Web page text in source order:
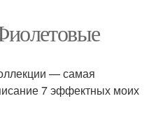
— самая
7 эффектных моих